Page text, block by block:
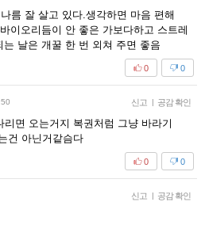
름 잘 살고 있다.생각하면 마음 편해
이오리듬이 안 좋은 가보다하고 스트레
날은 개꿀 한 번 외쳐 주면 좋음
0
0
신고 | 공감 확인
면 오는거지 복권처럼 그냥 바라기
건 아닌거같슴다
0
0
신고 | 공감 확인